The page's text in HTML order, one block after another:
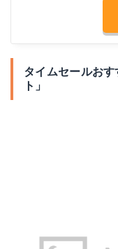
タイムセールおす
ト」